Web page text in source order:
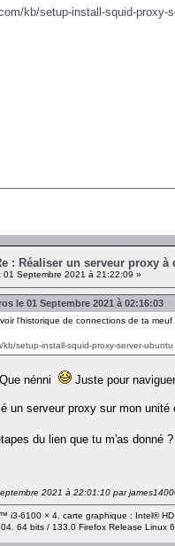
kb/setup-install-squid-proxy-
: Réaliser un serveur proxy à
01 Septembre 2021 à 21:22:09 »
le 01 Septembre 2021 à 02:16:03
l'historique de connections de ta meuf
setup-install-squid-proxy-server-ubuntu
nénni Juste pour
un serveur proxy sur mon
du lien que tu m'as donné ?
2021 à 22:01:10 par
i3-6100 × 4. carte graphique : Intel®
64 bits / 133.0 Firefox Release Linux